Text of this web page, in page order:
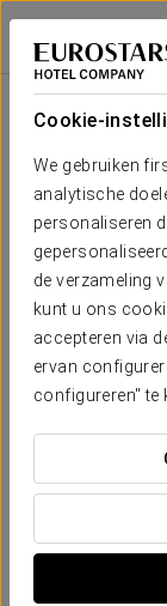
Cookie-
We gebruiken
analytische
personaliseren
de verzameling
kunt u ons
accepteren via
ervan
configureren" te
Eurostars Reina
HUESCA - JACA
Zaal
Fada
39 m
x m
altura
Pyrene-
Gabardon
120 m2
x m
altura
Restaurante
Atland